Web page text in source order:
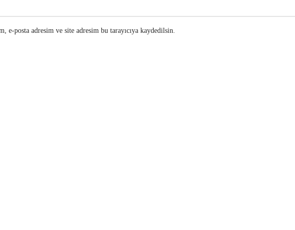
e-posta adresim ve site adresim bu tarayıcıya kaydedilsin.